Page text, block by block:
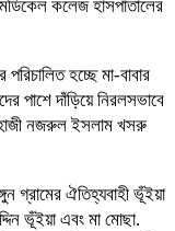
কলেজ হাসপাতালের
পরিচালিত হচ্ছে মা-বাবার
পাশে দাঁড়িয়ে নিরলসভাবে
হাজী নজরুল ইসলাম খসরু
গ্রামের ঐতিহ্যবাহী ভূঁইয়া
ভূঁইয়া এবং মা মোছা.